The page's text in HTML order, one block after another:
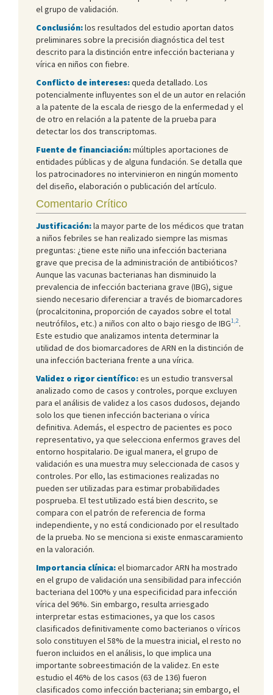
el grupo de validación.
Conclusión:los resultados del estudio aportan datos
preliminares sobre la precisión diagnóstica del test
descrito para la distinción entre infección bacteriana y
vírica en niños con fiebre.
Conflicto de intereses:queda detallado. Los
potencialmente influyentes son el de un autor en relación
a la patente de la escala de riesgo de la enfermedad y el
de otro en relación a la patente de la prueba para
detectar los dos transcriptomas.
Fuente de financiación:múltiples aportaciones de
entidades públicas y de alguna fundación. Se detalla que
los patrocinadores no intervinieron en ningún momento
del diseño, elaboración o publicación del artículo.
Comentario Crítico
Justificación:la mayor parte de los médicos que tratan
a niños febriles se han realizado siempre las mismas
preguntas: ¿tiene este niño una infección bacteriana
grave que precisa de la administración de antibióticos?
Aunque las vacunas bacterianas han disminuido la
prevalencia de infección bacteriana grave (IBG), sigue
siendo necesario diferenciar a través de biomarcadores
(procalcitonina, proporción de cayados sobre el total
neutrófilos, etc.) a niños con alto o bajo riesgo de IBG1,2.
Este estudio que analizamos intenta determinar la
utilidad de dos biomarcadores de ARN en la distinción de
una infección bacteriana frente a una vírica.
Validez o rigor científico:es un estudio transversal
analizado como de casos y controles, porque excluyen
para el análisis de validez a los casos dudosos, dejando
solo los que tienen infección bacteriana o vírica
definitiva. Además, el espectro de pacientes es poco
representativo, ya que selecciona enfermos graves del
entorno hospitalario. De igual manera, el grupo de
validación es una muestra muy seleccionada de casos y
controles. Por ello, las estimaciones realizadas no
pueden ser utilizadas para estimar probabilidades
posprueba. El test utilizado está bien descrito, se
compara con el patrón de referencia de forma
independiente, y no está condicionado por el resultado
de la prueba. No se menciona si existe enmascaramiento
en la valoración.
Importancia clínica:el biomarcador ARN ha mostrado
en el grupo de validación una sensibilidad para infección
bacteriana del 100% y una especificidad para infección
vírica del 96%. Sin embargo, resulta arriesgado
interpretar estas estimaciones, ya que los casos
clasificados definitivamente como bacterianos o víricos
solo constituyen el 58% de la muestra inicial, el resto no
fueron incluidos en el análisis, lo que implica una
importante sobreestimación de la validez. En este
estudio el 46% de los casos (63 de 136) fueron
clasificados como infección bacteriana; sin embargo, el